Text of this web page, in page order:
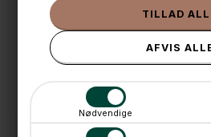
Nødvendige
📦 Fragtfri v. køb over 999,- ellers fra
💳 Betal med
📱 Kundeservice 50446800 (9-12)
Kundeservicemail@boxdelux.dk